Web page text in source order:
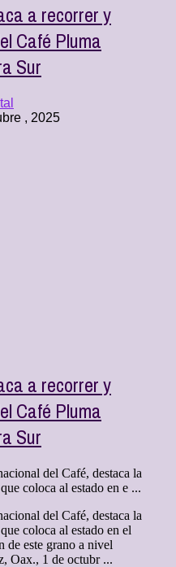
a recorrer y
Café Pluma
Sur
, 2025
a recorrer y
Café Pluma
Sur
del Café, destaca la
coloca al estado en e ...
del Café, destaca la
coloca al estado en el
de este grano a nivel
Oax., 1 de octubr ...